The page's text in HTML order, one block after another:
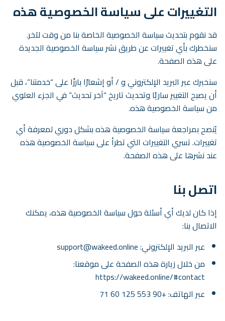
التغييرات على سياسة الخصوصية هذه
قد نقوم بتحديث سياسة الخصوصية الخاصة بنا من وقت لآخر.
سنخطرك بأي تغييرات عن طريق نشر سياسة الخصوصية الجديدة
على هذه الصفحة.
سنخبرك عبر البريد الإلكتروني و / أو إشعارًا بارزًا على “خدمتنا”، قبل
أن يصبح التغيير ساريًا وتحديث تاريخ “آخر تحديث” في الجزء العلوي
من سياسة الخصوصية هذه.
يُنصح بمراجعة سياسة الخصوصية هذه بشكل دوري لمعرفة أي
تغييرات. تسري التغييرات التي تطرأ على سياسة الخصوصية هذه
عند نشرها على هذه الصفحة.
اتصل بنا
إذا كان لديك أي أسئلة حول سياسة الخصوصية هذه، يمكنك
الاتصال بنا:
عبر البريد الإلكتروني:support@wakeed.online
من خلال زيارة هذه الصفحة على موقعنا:
https://wakeed.online/#contact
عبر الهاتف: +90 553 125 60 71